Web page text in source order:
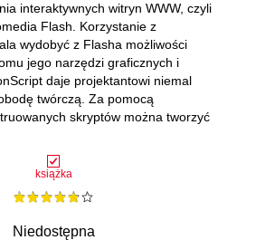
książka
Niedostępna
interaktywnych witryn WWW, czyli
Flash. Korzystanie z
wydobyć z Flasha możliwości
jego narzędzi graficznych i
daje projektantowi niemal
twórczą. Za pomocą
skryptów można tworzyć